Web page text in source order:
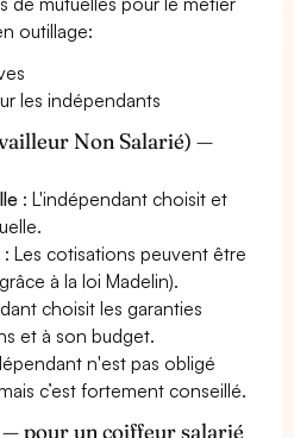
outillage:
les indépendants
Non Salarié) —
: L'indépendant choisit et
: Les cotisations peuvent être
à la loi Madelin).
choisit les garanties
et à son budget.
n'est pas obligé
c’est fortement conseillé.
pour un coiffeur salarié